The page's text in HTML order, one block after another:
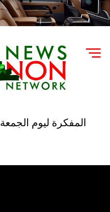
المفكرة ليوم الجمعة 5 تشرين الاول 2018